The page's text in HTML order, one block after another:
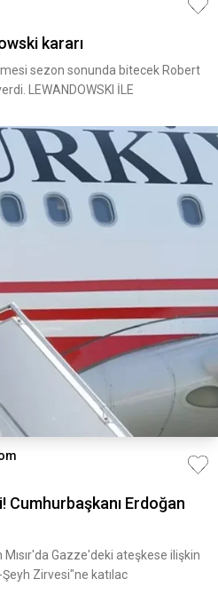
kararı
sezon sonunda bitecek Robert
LEWANDOWSKI İLE
Erdoğan
Gazze'deki ateşkese ilişkin
Zirvesi"ne katılac